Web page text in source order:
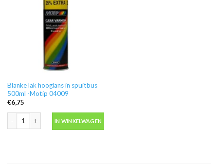
Blanke lak hooglans in spuitbus
500ml -Motip 04009
€6,75
Blanke lak hooglans in spuitbus 500ml -Motip 04009 aantal
IN WINKELWAGEN